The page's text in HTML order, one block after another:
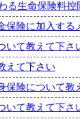
る生命保険料
保険に加入する
いて教えて下さ
えて下さい
保険について教
いて教えて下さ